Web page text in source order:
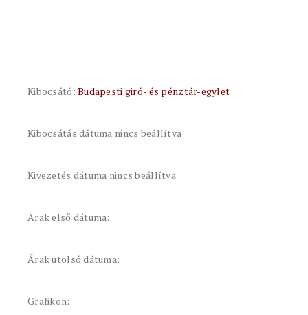
Kibocsátó:Budapesti giró- és pénztár-egylet
Kibocsátás dátuma nincs beállítva
Kivezetés dátuma nincs beállítva
Árak első dátuma:
Árak utolsó dátuma:
Grafikon: